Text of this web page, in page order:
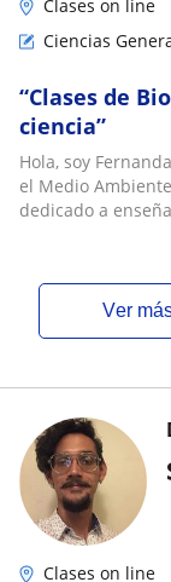
Clases on line
Ciencias
“Clases de
ciencia”
Hola, soy
el Medio
dedicado a
ver
Clases on line